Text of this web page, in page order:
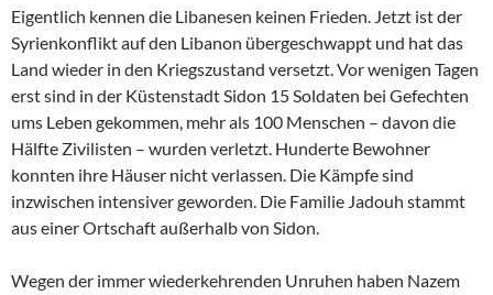
Eigentlich kennen die Libanesen keinen Frieden. Jetzt ist der
Syrienkonflikt auf den Libanon übergeschwappt und hat das
Land wieder in den Kriegszustand versetzt. Vor wenigen Tagen
erst sind in der Küstenstadt Sidon 15 Soldaten bei Gefechten
ums Leben gekommen, mehr als 100 Menschen – davon die
Hälfte Zivilisten – wurden verletzt. Hunderte Bewohner
konnten ihre Häuser nicht verlassen. Die Kämpfe sind
inzwischen intensiver geworden. Die Familie Jadouh stammt
aus einer Ortschaft außerhalb von Sidon.
Wegen der immer wiederkehrenden Unruhen haben Nazem